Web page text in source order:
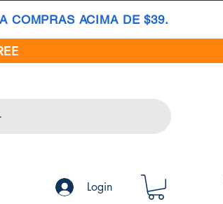
COMPRAS ACIMA DE $39.
Login